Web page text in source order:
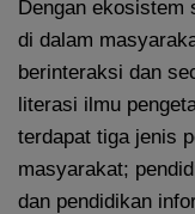
Dengan ekosistem
di dalam
berinteraksi dan
literasi ilmu
terdapat tiga jenis
masyarakat;
dan pendidikan